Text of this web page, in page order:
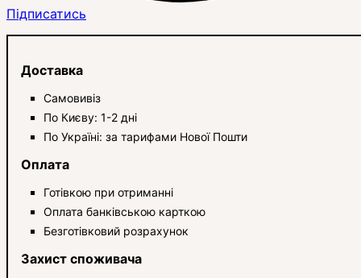
Підписатись
Доставка
Самовивіз
По Києву: 1-2 дні
По Україні: за тарифами Нової Пошти
Оплата
Готівкою при отриманні
Оплата банківською карткою
Безготівковий розрахунок
Захист споживача